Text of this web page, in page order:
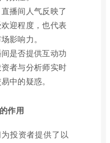
直播间人气反映了
迎程度，也代表
影响力。
是否提供互动功
者与分析师实时
中的疑惑。
作用
投资者提供了以